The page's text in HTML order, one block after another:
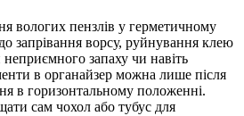
вологих пензлів у герметичному
запрівання ворсу, руйнування клею
запаху чи навіть
в органайзер можна лише після
в горизонтальному положенні.
сам чохол або тубус для